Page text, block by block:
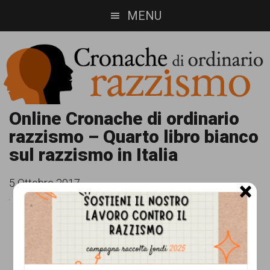
to
main
content
to
footer
MENU
Cronache
di
ordinario
razzismo
Cronachediordinariorazzismo.org
un
sito
informazione,
Online Cronache di ordinario
razzismo – Quarto libro bianco
sul razzismo in Italia
5 Ottobre 2017 ×